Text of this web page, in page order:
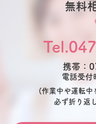
無料
携帯：
電話受
(作業中や運転中
必ず折り返